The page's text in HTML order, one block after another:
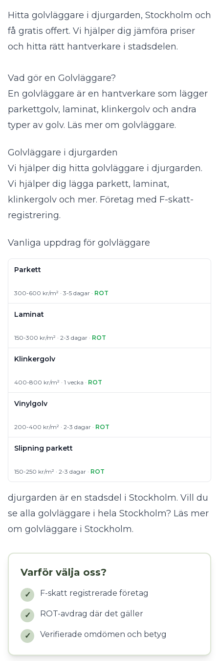
Hitta golvläggare i djurgarden, Stockholm och
få gratis offert. Vi hjälper dig jämföra priser
och hitta rätt hantverkare i stadsdelen.
Vad gör en Golvläggare?
En golvläggare är en hantverkare som lägger
parkettgolv, laminat, klinkergolv och andra
typer av golv. Läs mer om golvläggare.
Golvläggare i djurgarden
Vi hjälper dig hitta golvläggare i djurgarden.
Vi hjälper dig lägga parkett, laminat,
klinkergolv och mer. Företag med F-skatt-
registrering.
Vanliga uppdrag för golvläggare
Parkett
300-600 kr/m² · 3-5 dagar · ROT
Laminat
150-300 kr/m² · 2-3 dagar · ROT
Klinkergolv
400-800 kr/m² · 1 vecka · ROT
Vinylgolv
200-400 kr/m² · 2-3 dagar · ROT
Slipning parkett
150-250 kr/m² · 2-3 dagar · ROT
djurgarden är en stadsdel i Stockholm. Vill du
se alla golvläggare i hela Stockholm? Läs mer
om golvläggare i Stockholm.
Varför välja oss?
✓ F-skatt registrerade företag
✓ ROT-avdrag där det gäller
✓ Verifierade omdömen och betyg